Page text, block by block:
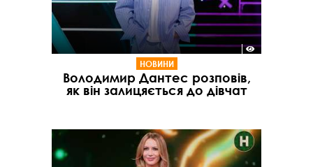
НОВИНИ
Володимир Дантес розповів,
як він залицяється до дівчат